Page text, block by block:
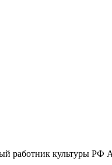
работник культуры РФ